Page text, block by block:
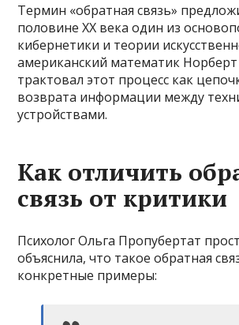
Термин «обратная связь»
половине XX века один из
кибернетики и теории
американский математик
трактовал этот процесс как
возврата информации между
устройствами.
Как отличить
связь от критики
Психолог Ольга Пропубертат
объяснила, что такое обратная
конкретные примеры: